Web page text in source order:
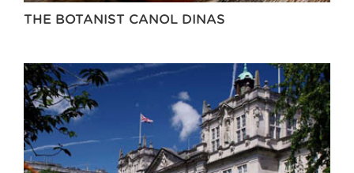
THE BOTANIST CANOL DINAS